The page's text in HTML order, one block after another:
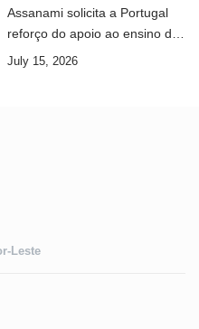
Assanami solicita a Portugal
reforço do apoio ao ensino da
língua portuguesa e ao ensino
July 15, 2026
Leste